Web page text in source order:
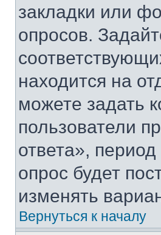
закладки или
опросов.
находится на
можете задать
пользователи
ответа»,
опрос будет
изменять
Вернуться к началу